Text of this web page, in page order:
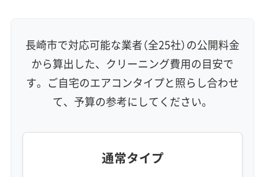
長崎市で対応可能な業者（全25社）の公開料金
から算出した、クリーニング費用の目安で
す。ご自宅のエアコンタイプと照らし合わせ
て、予算の参考にしてください。
通常タイプ